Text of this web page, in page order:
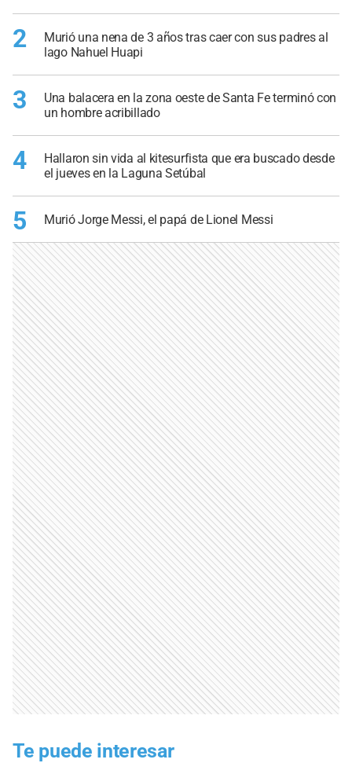
2
Murió una nena de 3 años tras caer con sus padres al
lago Nahuel Huapi
3
Una balacera en la zona oeste de Santa Fe terminó con
un hombre acribillado
4
Hallaron sin vida al kitesurfista que era buscado desde
el jueves en la Laguna Setúbal
5 Murió Jorge Messi, el papá de Lionel Messi
Te puede interesar